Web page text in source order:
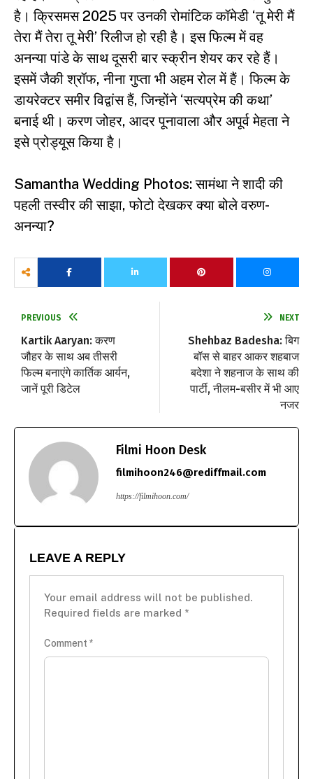
है। क्रिसमस 2025 पर उनकी रोमांटिक कॉमेडी ‘तू मेरी मैं
तेरा मैं तेरा तू मेरी’ रिलीज हो रही है। इस फिल्म में वह
अनन्या पांडे के साथ दूसरी बार स्क्रीन शेयर कर रहे हैं।
इसमें जैकी श्रॉफ, नीना गुप्ता भी अहम रोल में हैं। फिल्म के
डायरेक्टर समीर विद्वांस हैं, जिन्होंने ‘सत्यप्रेम की कथा’
बनाई थी। करण जोहर, आदर पूनावाला और अपूर्व मेहता ने
इसे प्रोड्यूस किया है।
Samantha Wedding Photos: सामंथा ने शादी की
पहली तस्वीर की साझा, फोटो देखकर क्या बोले वरुण-
अनन्या?
PREVIOUS
Kartik Aaryan: करण
जौहर के साथ अब तीसरी
फिल्म बनाएंगे कार्तिक आर्यन,
जानें पूरी डिटेल
NEXT
Shehbaz Badesha: बिग
बॉस से बाहर आकर शहबाज
बदेशा ने शहनाज के साथ की
पार्टी, नीलम-बसीर में भी आए
नजर
Filmi Hoon Desk
filmihoon246@rediffmail.com
https://filmihoon.com/
LEAVE A REPLY
Your email address will not be published.
Required fields are marked *
Comment *